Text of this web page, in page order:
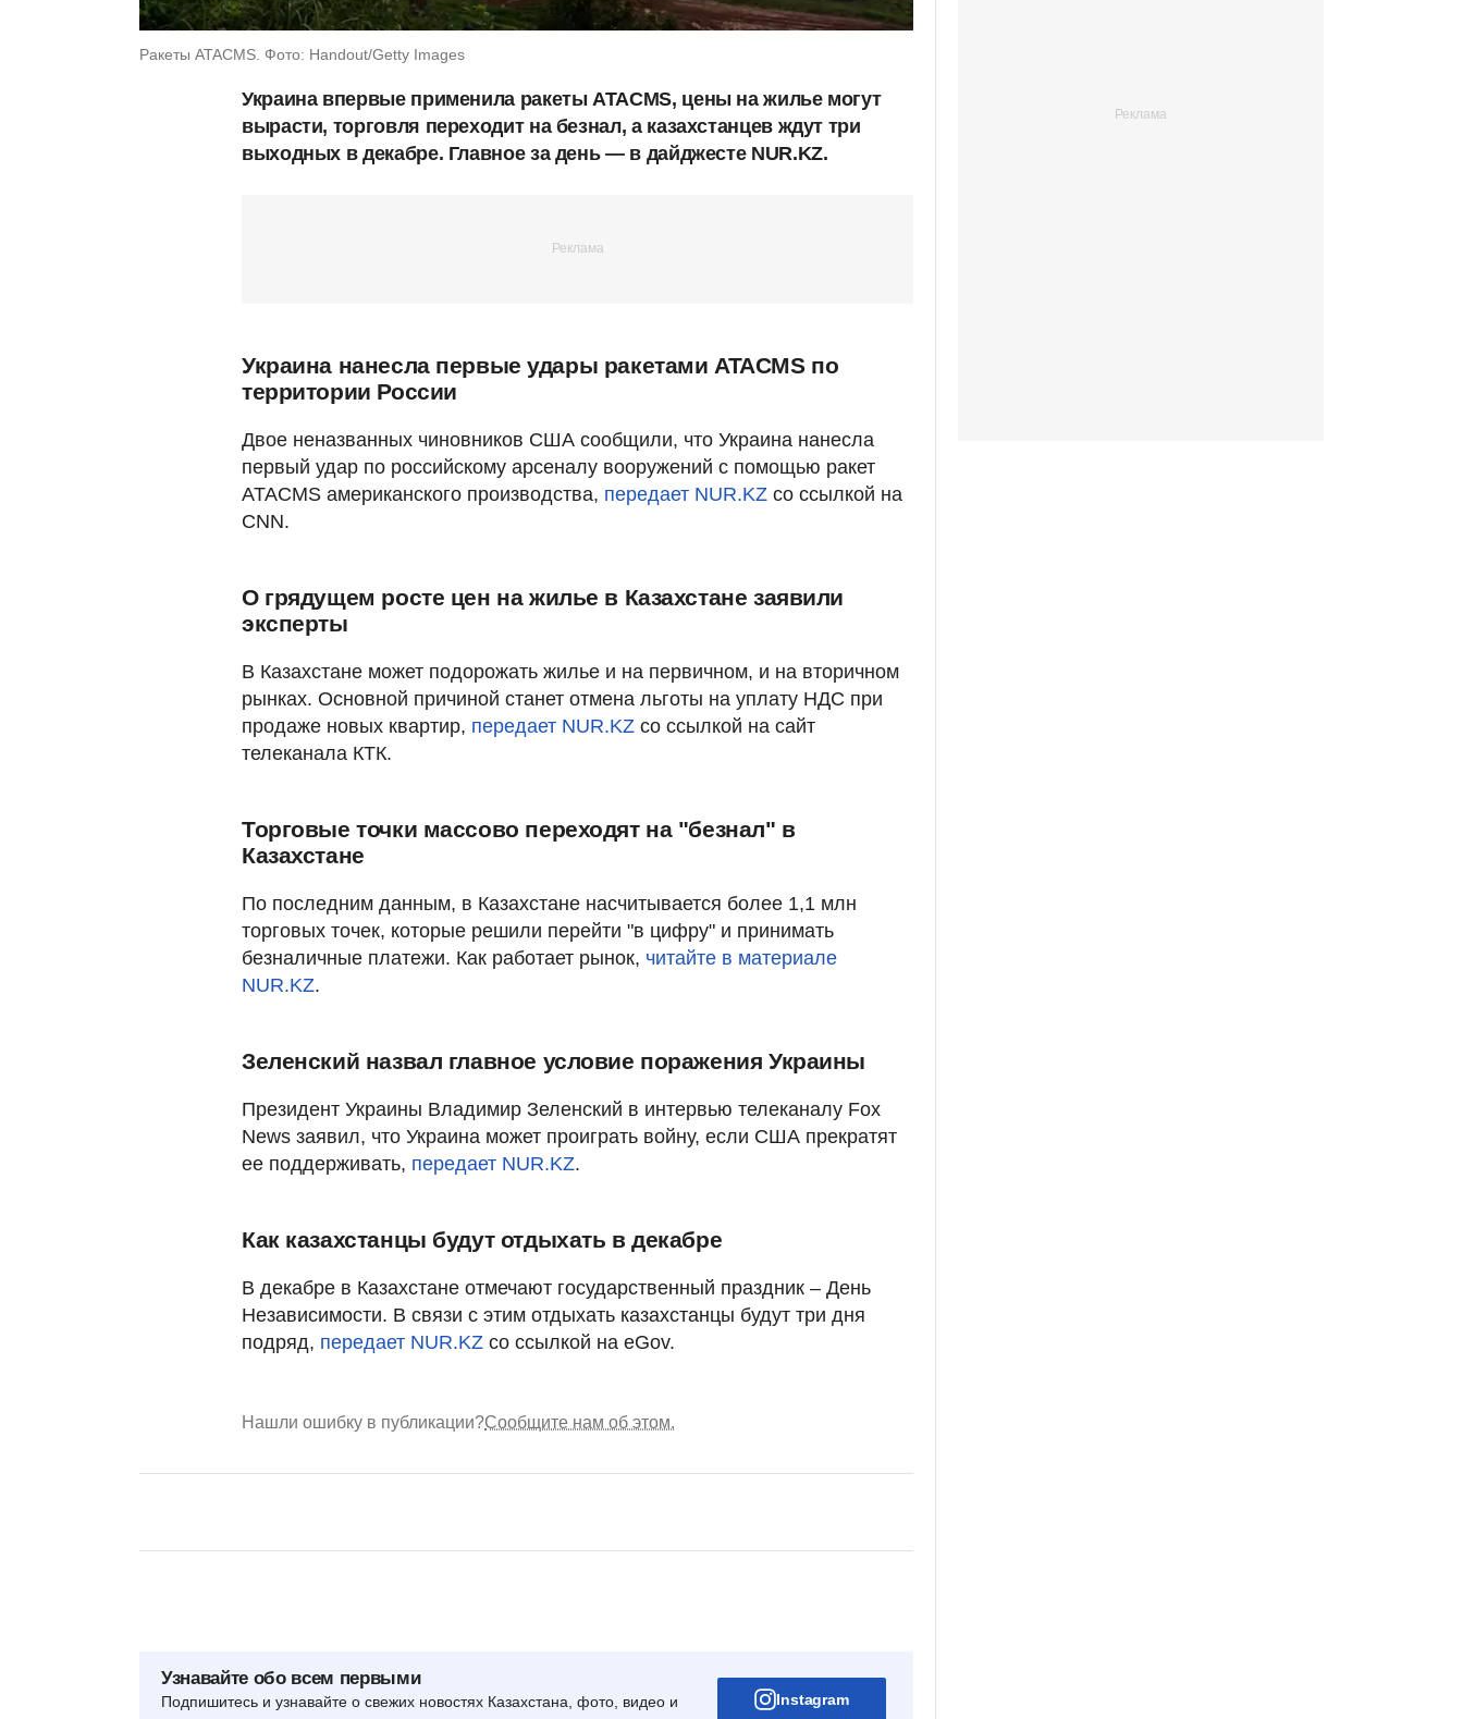
Ракеты ATACMS. Фото: Handout/Getty Images
Украина впервые применила ракеты ATACMS, цены на жилье могут
вырасти, торговля переходит на безнал, а казахстанцев ждут три
выходных в декабре. Главное за день — в дайджесте NUR.KZ.
Украина нанесла первые удары ракетами ATACMS по
территории России
Двое неназванных чиновников США сообщили, что Украина нанесла
первый удар по российскому арсеналу вооружений с помощью ракет
ATACMS американского производства, передает NUR.KZ со ссылкой на
CNN.
О грядущем росте цен на жилье в Казахстане заявили
эксперты
В Казахстане может подорожать жилье и на первичном, и на вторичном
рынках. Основной причиной станет отмена льготы на уплату НДС при
продаже новых квартир, передает NUR.KZ со ссылкой на сайт
телеканала КТК.
Торговые точки массово переходят на "безнал" в
Казахстане
По последним данным, в Казахстане насчитывается более 1,1 млн
торговых точек, которые решили перейти "в цифру" и принимать
безналичные платежи. Как работает рынок, читайте в материале
NUR.KZ.
Зеленский назвал главное условие поражения Украины
Президент Украины Владимир Зеленский в интервью телеканалу Fox
News заявил, что Украина может проиграть войну, если США прекратят
ее поддерживать, передает NUR.KZ.
Как казахстанцы будут отдыхать в декабре
В декабре в Казахстане отмечают государственный праздник – День
Независимости. В связи с этим отдыхать казахстанцы будут три дня
подряд, передает NUR.KZ со ссылкой на eGov.
Нашли ошибку в публикации?Сообщите нам об этом.
Узнавайте обо всем первыми
Подпишитесь и узнавайте о свежих новостях Казахстана, фото, видео и
Instagram